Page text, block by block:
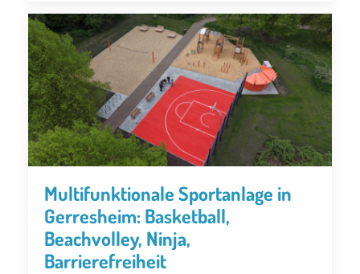
Multifunktionale Sportanlage in
Gerresheim: Basketball,
Beachvolley, Ninja,
Barrierefreiheit